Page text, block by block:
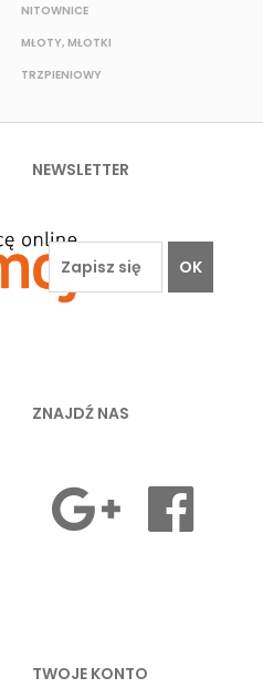
NITOWNICE
MŁOTY, MŁOTKI
TRZPIENIOWY
NEWSLETTER
OK
ZNAJDŹ NAS
TWOJE KONTO